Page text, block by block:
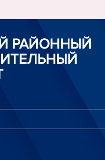
РАЙОННЫЙ